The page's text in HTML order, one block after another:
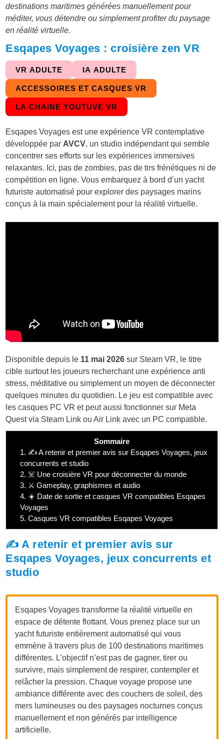
destinations maritimes générées manuellement pour
méditer, vous détendre ou simplement profiter du paysage
en réalité virtuelle.
Esqapes Voyages : croisière zen VR
VR ADULTE IA ADULTE
ACCESSOIRES ET CASQUES VR
LA CHAINE YOUTUVE VR
Esqapes Voyages est une expérience VR contemplative
développée par AVCV, un studio indépendant qui semble
concentrer ses efforts sur les expériences immersives
relaxantes. Ici, pas de zombies, pas de tirs frénétiques ni de
compétition en ligne. Vous embarquez à bord d’un yacht
futuriste automatisé pour explorer des paysages marins
conçus à la main spécialement pour la réalité virtuelle.
Disponible depuis le 11 mai 2026 sur Steam VR, le titre
cible surtout les joueurs recherchant une expérience anti
stress, méditative ou simplement un moyen de déconnecter
quelques minutes du quotidien. Le jeu est compatible avec
les casques PC VR et peut aussi fonctionner sur Meta
Quest via Steam Link ou Air Link avec un PC compatible.
Sommaire
1. ✍️ A retenir et premier avis sur Esqapes Voyages, jeux
concurrents et studio
2. ☠️ Une croisière VR pour déconnecter du monde
3. ⚔️ Gameplay, graphismes et audio
4. ☀️ Date de sortie et casques VR compatibles Esqapes
Voyages
5. Casques VR compatibles Esqapes Voyages
✍️ A retenir et premier avis sur
Esqapes Voyages, jeux concurrents et
studio
Esqapes Voyages transforme la réalité virtuelle en
espace de détente flottant. Vous prenez place sur un
yacht futuriste entièrement automatisé qui vous
emmène à travers plus de 100 destinations maritimes
différentes. L’objectif n’est pas de gagner, tirer ou
survivre, mais simplement de respirer, contempler et
relâcher la pression. Chaque voyage propose une
ambiance différente avec des couchers de soleil, des
mers lumineuses ou des paysages nocturnes conçus
manuellement et non générés par intelligence
artificielle.